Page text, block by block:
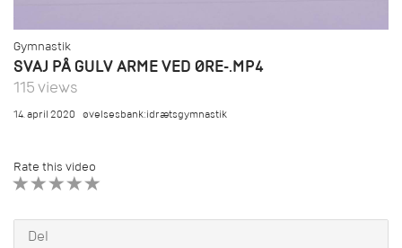
Gymnastik
SVAJ PÅ GULV ARME VED ØRE-.MP4
115 views
14. april 2020 øvelsesbank:idrætsgymnastik
Rate this video
Del